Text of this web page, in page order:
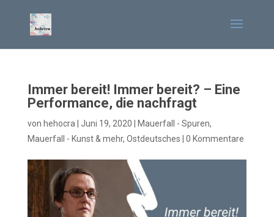
Immer bereit! Immer bereit? – Eine
Performance, die nachfragt
von hehocra Juni 19, 2020 Mauerfall - Spuren,
Mauerfall - Kunst & mehr, Ostdeutsches 0 Kommentare